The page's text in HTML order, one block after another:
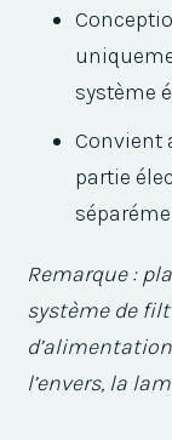
système
Convient
partie
Remarque :
système de
l’envers, la